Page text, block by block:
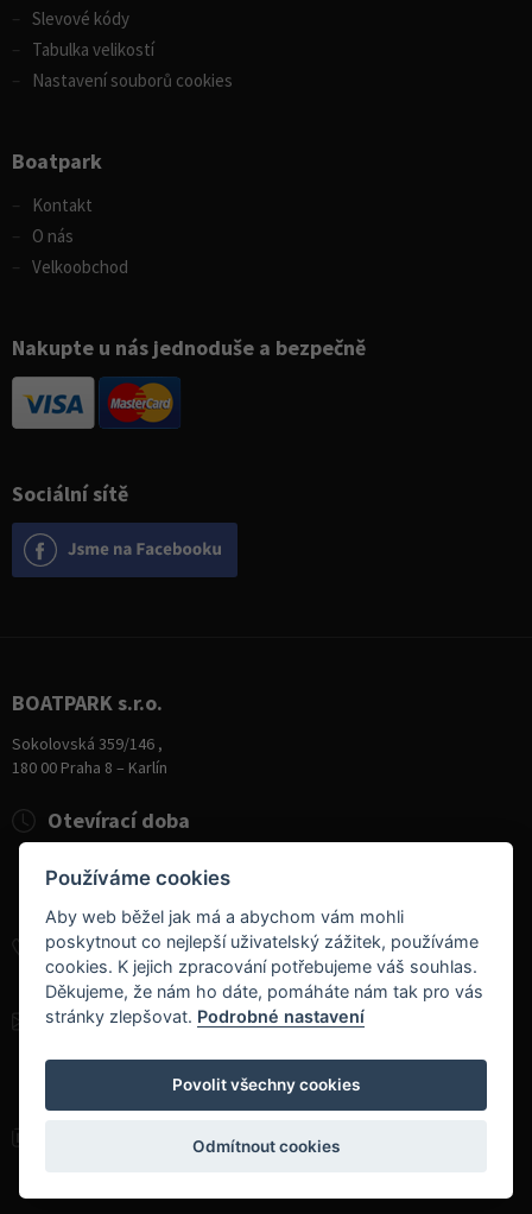
Sociální sítě
Slevové kódy
Tabulka velikostí
Nastavení souborů cookies
Boatpark
Kontakt
O nás
Velkoobchod
Nakupte u nás jednoduše a bezpečně
BOATPARK s.r.o.
Sokolovská 359/146 ,
180 00 Praha 8 – Karlín
+420 284 826 787
+420 604 728 042
info@boatpark.cz
Otevírací doba
Úterý - Pátek
10:00 - 19:00
Sobota
9:00 - 14:00
Používáme cookies
Aby web běžel jak má a abychom vám mohli
poskytnout co nejlepší uživatelský zážitek, používáme
cookies. K jejich zpracování potřebujeme váš souhlas.
Děkujeme, že nám ho dáte, pomáháte nám tak pro vás
stránky zlepšovat. Podrobné nastavení
Povolit všechny cookies
Odmítnout cookies